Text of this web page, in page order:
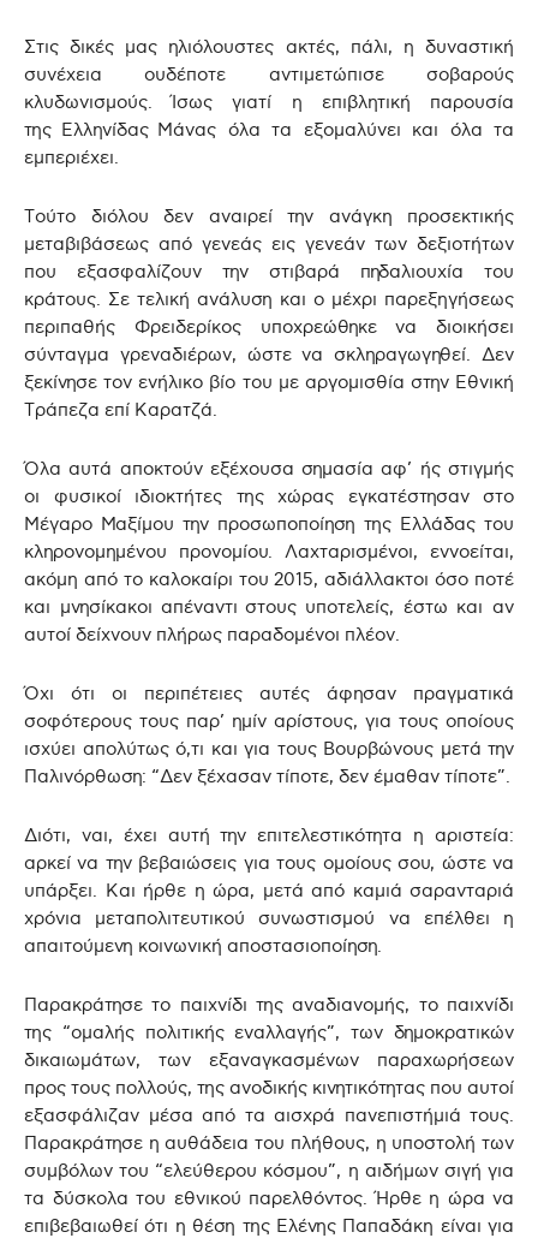
Στις δικές μας ηλιόλουστες ακτές, πάλι, η δυναστική
συνέχεια ουδέποτε αντιμετώπισε σοβαρούς
κλυδωνισμούς. Ίσως γιατί η επιβλητική παρουσία
της ΕλληνίδαςΜάνας όλα τα εξομαλύνει και όλα τα
εμπεριέχει.
Τούτο διόλου δεν αναιρεί την ανάγκη προσεκτικής
μεταβιβάσεως από γενεάς εις γενεάν των δεξιοτήτων
που εξασφαλίζουν την στιβαρά πηδαλιουχία του
κράτους. Σε τελική ανάλυση και ο μέχρι παρεξηγήσεως
περιπαθής Φρειδερίκος υποχρεώθηκε να διοικήσει
σύνταγμα γρεναδιέρων, ώστε να σκληραγωγηθεί. Δεν
ξεκίνησε τον ενήλικο βίο του με αργομισθία στην Εθνική
Τράπεζα επί Καρατζά.
Όλα αυτά αποκτούν εξέχουσα σημασία αφ’ ής στιγμής
οι φυσικοί ιδιοκτήτες της χώρας εγκατέστησαν στο
Μέγαρο Μαξίμου την προσωποποίηση της Ελλάδας του
κληρονομημένου προνομίου. Λαχταρισμένοι, εννοείται,
ακόμη από το καλοκαίρι του 2015, αδιάλλακτοι όσο ποτέ
και μνησίκακοι απέναντι στους υποτελείς, έστω και αν
αυτοί δείχνουν πλήρως παραδομένοι πλέον.
Όχι ότι οι περιπέτειες αυτές άφησαν πραγματικά
σοφότερους τους παρ’ ημίν αρίστους, για τους οποίους
ισχύει απολύτως ό,τι και για τους Βουρβώνους μετά την
Παλινόρθωση: “Δεν ξέχασαν τίποτε, δεν έμαθαν τίποτε”.
Διότι, ναι, έχει αυτή την επιτελεστικότητα η αριστεία:
αρκεί να την βεβαιώσεις για τους ομοίους σου, ώστε να
υπάρξει. Και ήρθε η ώρα, μετά από καμιά σαρανταριά
χρόνια μεταπολιτευτικού συνωστισμού να επέλθει η
απαιτούμενη κοινωνική αποστασιοποίηση.
Παρακράτησε το παιχνίδι της αναδιανομής, το παιχνίδι
της “ομαλής πολιτικής εναλλαγής”, των δημοκρατικών
δικαιωμάτων, των εξαναγκασμένων παραχωρήσεων
προς τους πολλούς, της ανοδικής κινητικότητας που αυτοί
εξασφάλιζαν μέσα από τα αισχρά πανεπιστήμιά τους.
Παρακράτησε η αυθάδεια του πλήθους, η υποστολή των
συμβόλων του “ελεύθερου κόσμου”, η αιδήμων σιγή για
τα δύσκολα του εθνικού παρελθόντος. Ήρθε η ώρα να
επιβεβαιωθεί ότι η θέση της Ελένης Παπαδάκη είναι για